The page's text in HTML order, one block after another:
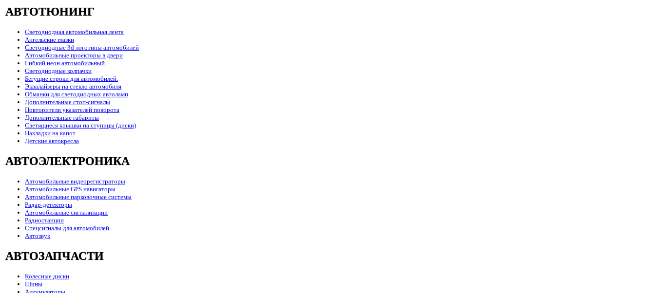
АВТОТЮНИНГ
Светодиодная автомобильная лента
Ангельские глазки
Светодиодные 3d логотипы автомобилей
Автомобильные проекторы в двери
Гибкий неон автомобильный
Светодиодные колпачки
Бегущие строки для автомобилей.
Эквалайзеры на стекло автомобиля
Обманки для светодиодных автоламп
Дополнительные стоп-сигналы
Повторители указателей поворота
Дополнительные габариты
Светящиеся крышки на ступицы (диски)
Накладки на капот
Детские автокресла
АВТОЭЛЕКТРОНИКА
Автомобильные видеорегистраторы
Автомобильные GPS навигаторы
Автомобильные парковочные системы
Радар-детекторы
Автомобильные сигнализации
Радиостанции
Спецсигналы для автомобилей
Автозвук
АВТОЗАПЧАСТИ
Колесные диски
Шины